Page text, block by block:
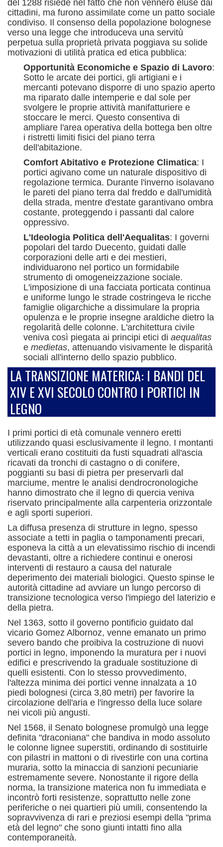
del 1288 risiede nel fatto che non vennero eluse dai
cittadini, ma furono assimilate come un patto sociale
condiviso. Il consenso della popolazione bolognese
verso una legge che introduceva una servitù
perpetua sulla proprietà privata poggiava su solide
motivazioni di utilità pratica ed etica pubblica:
Opportunità Economiche e Spazio di Lavoro:
Sotto le arcate dei portici, gli artigiani e i
mercanti potevano disporre di uno spazio aperto
ma riparato dalle intemperie e dal sole per
svolgere le proprie attività manifatturiere e
stoccare le merci. Questo consentiva di
ampliare l'area operativa della bottega ben oltre
i ristretti limiti fisici del piano terra
dell'abitazione.
Comfort Abitativo e Protezione Climatica: I
portici agivano come un naturale dispositivo di
regolazione termica. Durante l'inverno isolavano
le pareti del piano terra dal freddo e dall'umidità
della strada, mentre d'estate garantivano ombra
costante, proteggendo i passanti dal calore
oppressivo.
L'Ideologia Politica dell'Aequalitas: I governi
popolari del tardo Duecento, guidati dalle
corporazioni delle arti e dei mestieri,
individuarono nel portico un formidabile
strumento di omogeneizzazione sociale.
L'imposizione di una facciata porticata continua
e uniforme lungo le strade costringeva le ricche
famiglie oligarchiche a dissimulare la propria
opulenza e le proprie insegne araldiche dietro la
regolarità delle colonne. L'architettura civile
veniva così piegata ai principi etici di aequalitas
e medietas, attenuando visivamente le disparità
sociali all'interno dello spazio pubblico.
LA TRANSIZIONE MATERICA: I BANDI DEL
XIV E XVI SECOLO CONTRO I PORTICI IN
LEGNO
I primi portici di età comunale vennero eretti
utilizzando quasi esclusivamente il legno. I montanti
verticali erano costituiti da fusti squadrati all'ascia
ricavati da tronchi di castagno o di conifere,
poggianti su basi di pietra per preservarli dal
marciume, mentre le analisi dendrocronologiche
hanno dimostrato che il legno di quercia veniva
riservato principalmente alla carpenteria orizzontale
e agli sporti superiori.
La diffusa presenza di strutture in legno, spesso
associate a tetti in paglia o tamponamenti precari,
esponeva la città a un elevatissimo rischio di incendi
devastanti, oltre a richiedere continui e onerosi
interventi di restauro a causa del naturale
deperimento dei materiali biologici. Questo spinse le
autorità cittadine ad avviare un lungo percorso di
transizione tecnologica verso l'impiego del laterizio e
della pietra.
Nel 1363, sotto il governo pontificio guidato dal
vicario Gomez Albornoz, venne emanato un primo
severo bando che proibiva la costruzione di nuovi
portici in legno, imponendo la muratura per i nuovi
edifici e prescrivendo la graduale sostituzione di
quelli esistenti. Con lo stesso provvedimento,
l'altezza minima dei portici venne innalzata a 10
piedi bolognesi (circa 3,80 metri) per favorire la
circolazione dell'aria e l'ingresso della luce solare
nei vicoli più angusti.
Nel 1568, il Senato bolognese promulgò una legge
definita "draconiana" che bandiva in modo assoluto
le colonne lignee superstiti, ordinando di sostituirle
con pilastri in mattoni o di rivestirle con una cortina
muraria, sotto la minaccia di sanzioni pecuniarie
estremamente severe. Nonostante il rigore della
norma, la transizione materica non fu immediata e
incontrò forti resistenze, soprattutto nelle zone
periferiche o nei quartieri più umili, consentendo la
sopravvivenza di rari e preziosi esempi della "prima
età del legno" che sono giunti intatti fino alla
contemporaneità.